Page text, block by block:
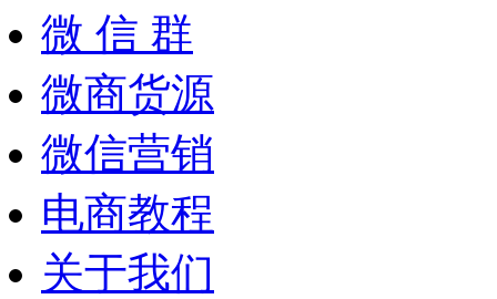
微 信 群
微商货源
微信营销
电商教程
关于我们